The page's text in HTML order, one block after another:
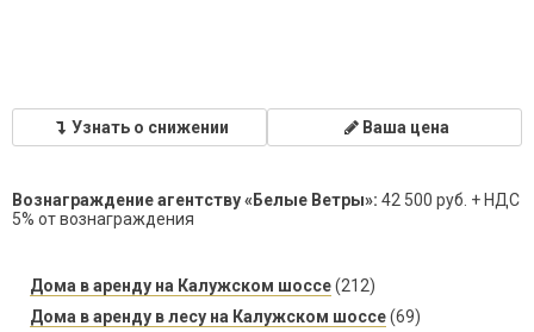
Узнать о снижении Ваша цена
Вознаграждение агентству «Белые Ветры»: 42 500 руб. + НДС
5% от вознаграждения
Дома в аренду на Калужском шоссе(212)
Дома в аренду в лесу на Калужском шоссе(69)